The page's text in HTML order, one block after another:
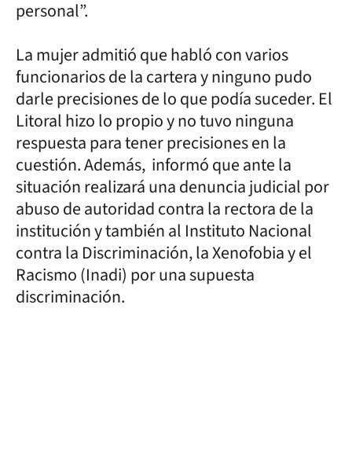
personal”.
La mujer admitió que habló con varios
funcionarios de la cartera y ninguno pudo
darle precisiones de lo que podía suceder. El
Litoral hizo lo propio y no tuvo ninguna
respuesta para tener precisiones en la
cuestión. Además, informó que ante la
situación realizará una denuncia judicial por
abuso de autoridad contra la rectora de la
institución y también al Instituto Nacional
contra la Discriminación, la Xenofobia y el
Racismo (Inadi) por una supuesta
discriminación.